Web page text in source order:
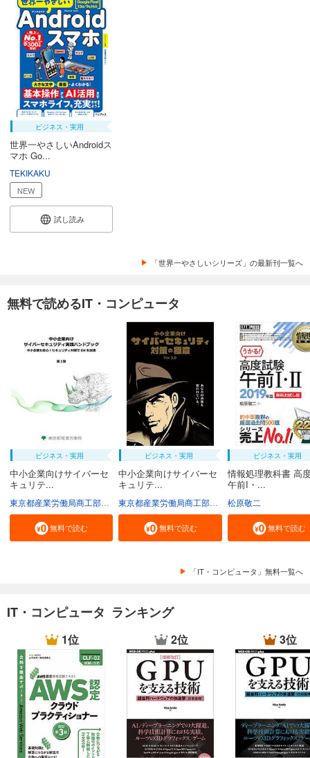
ビジネス・実用
世界一やさしいAndroidス
マホ Go...
TEKIKAKU
NEW
試し読み
「世界一やさしいシリーズ」の最新刊一覧へ
無料で読めるIT・コンピュータ
ビジネス・実用
中小企業向けサイバーセ
キュリテ...
無料で読む
ビジネス・実用
中小企業向けサイバーセ
キュリテ...
無料で読む
ビジネス・実用
情報処理教科書 高
午前I・...
松原敬二
無料で読む
「IT・コンピュータ」無料一覧へ
IT・コンピュータ ランキング
1位 2位 3位